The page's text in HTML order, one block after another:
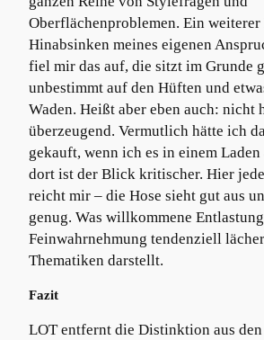
Oberflächenproblemen. Ein
Hinabsinken meines eigenen
fiel mir das auf, die sitzt im Grunde
unbestimmt auf den Hüften und
Waden. Heißt aber eben auch: nicht
überzeugend. Vermutlich hätte ich
gekauft, wenn ich es in einem
dort ist der Blick kritischer. Hier
reicht mir – die Hose sieht gut aus
genug. Was willkommene
Feinwahrnehmung tendenziell
Thematiken darstellt.
Fazit
LOT entfernt die Distinktion aus